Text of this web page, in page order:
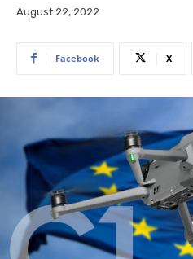
August 22, 2022
Facebook X